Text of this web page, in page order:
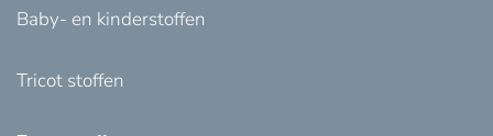
Baby- en kinderstoffen
Tricot stoffen